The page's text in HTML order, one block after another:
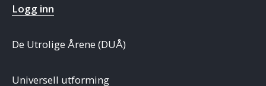
Logg inn
De Utrolige Årene (DUÅ)
Universell utforming